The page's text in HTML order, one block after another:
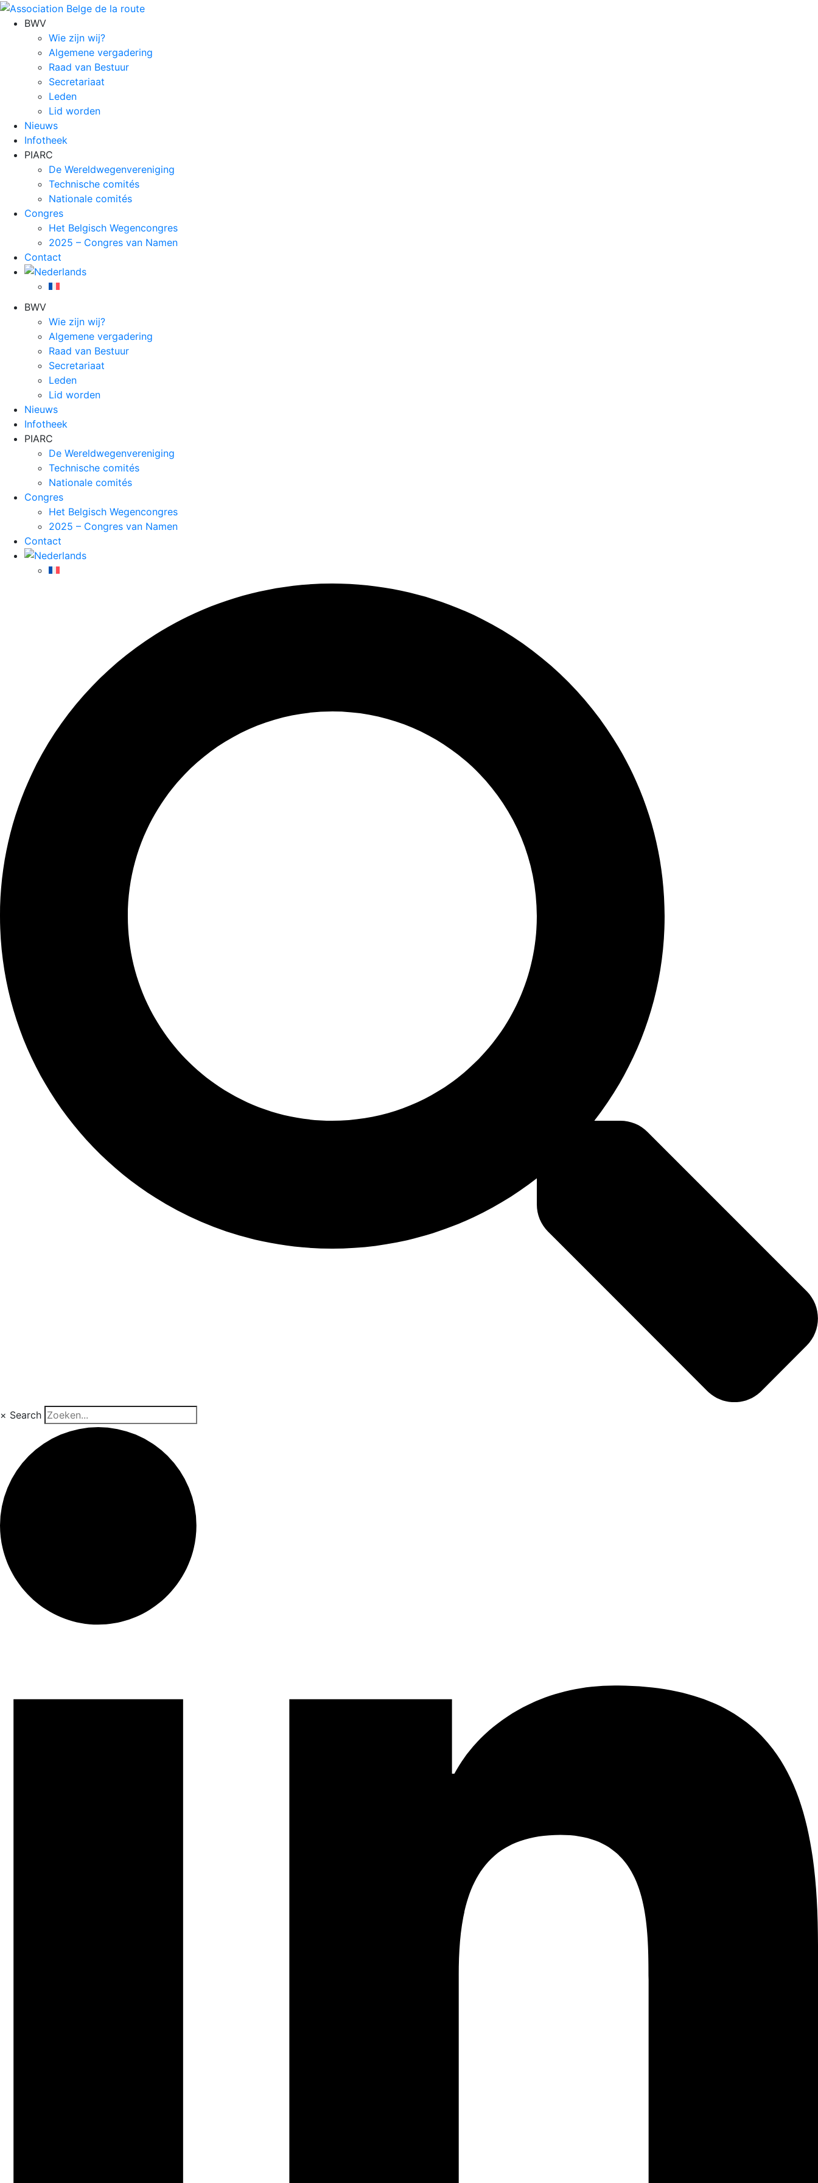
BWV
Wie zijn wij?
Algemene vergadering
Raad van Bestuur
Secretariaat
Leden
Lid worden
Nieuws
Infotheek
PIARC
De Wereldwegenvereniging
Technische comités
Nationale comités
Congres
Het Belgisch Wegencongres
2025 – Congres van Namen
Contact
BWV
Wie zijn wij?
Algemene vergadering
Raad van Bestuur
Secretariaat
Leden
Lid worden
Nieuws
Infotheek
PIARC
De Wereldwegenvereniging
Technische comités
Nationale comités
Congres
Het Belgisch Wegencongres
2025 – Congres van Namen
Contact
× Search